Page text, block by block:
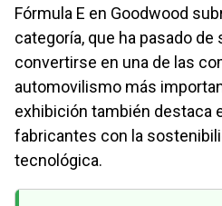
Fórmula E en Goodwood
categoría, que ha pasado de
convertirse en una de las
automovilismo más
exhibición también destaca
fabricantes con la
tecnológica.